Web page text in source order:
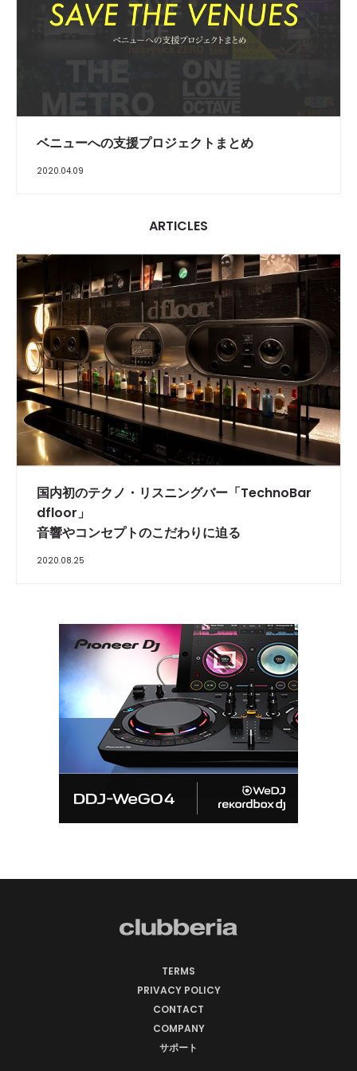
ベニューへの支援プロジェクトまとめ
2020.04.09
ARTICLES
INTERVIEW
国内初のテクノ・リスニングバー「TechnoBar
dfloor」
音響やコンセプトのこだわりに迫る
2020.08.25
TERMS
PRIVACY POLICY
CONTACT
COMPANY
サポート